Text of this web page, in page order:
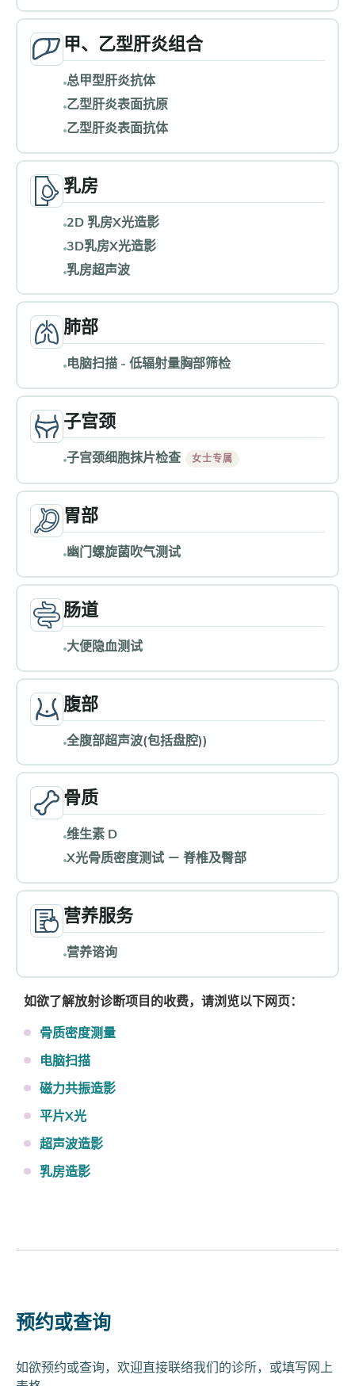
甲、乙型肝炎组合
总甲型肝炎抗体
乙型肝炎表面抗原
乙型肝炎表面抗体
乳房
2D 乳房X光造影
3D乳房X光造影
乳房超声波
肺部
电脑扫描 - 低辐射量胸部筛检
子宫颈
子宫颈细胞抹片检查 女士专属
胃部
幽门螺旋菌吹气测试
肠道
大便隐血测试
腹部
全腹部超声波(包括盘腔))
骨质
维生素 D
X光骨质密度测试 － 脊椎及臀部
营养服务
营养谘询
如欲了解放射诊断项目的收费，请浏览以下网页：
骨质密度测量
电脑扫描
磁力共振造影
平片X光
超声波造影
乳房造影
预约或查询
如欲预约或查询，欢迎直接联络我们的诊所，或填写网上